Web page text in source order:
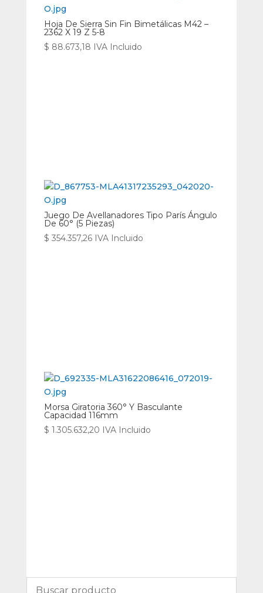
Hoja De Sierra Sin Fin Bimetálicas M42 –
2362 X 19 Z 5-8
$ 88.673,18 IVA Incluido
Juego De Avellanadores Tipo París Ángulo
De 60° (5 Piezas)
$ 354.357,26 IVA Incluido
Morsa Giratoria 360° Y Basculante
Capacidad 116mm
$ 1.305.632,20 IVA Incluido